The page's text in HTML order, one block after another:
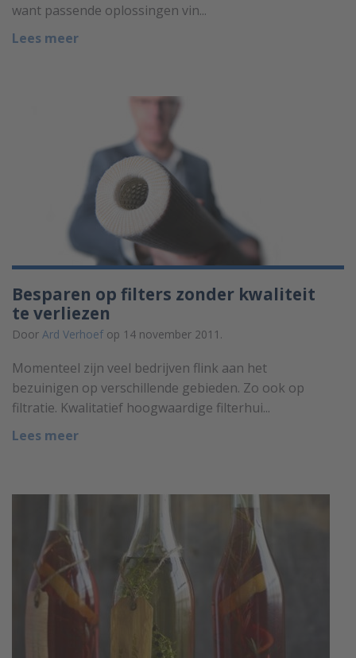
want passende oplossingen vin...
Lees meer
Besparen op filters zonder kwaliteit
te verliezen
Door Ard Verhoef op 14 november 2011.
Momenteel zijn veel bedrijven flink aan het
bezuinigen op verschillende gebieden. Zo ook op
filtratie. Kwalitatief hoogwaardige filterhui...
Lees meer